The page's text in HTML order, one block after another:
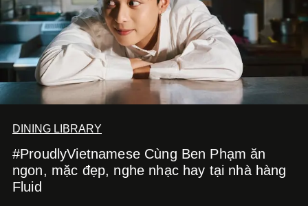
DINING LIBRARY
#ProudlyVietnamese Cùng Ben Phạm ăn
ngon, mặc đẹp, nghe nhạc hay tại nhà hàng
Fluid